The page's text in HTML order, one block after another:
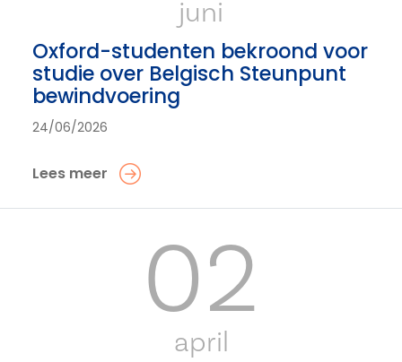
juni
Oxford-studenten bekroond voor
studie over Belgisch Steunpunt
bewindvoering
24/06/2026
Lees meer
02
april